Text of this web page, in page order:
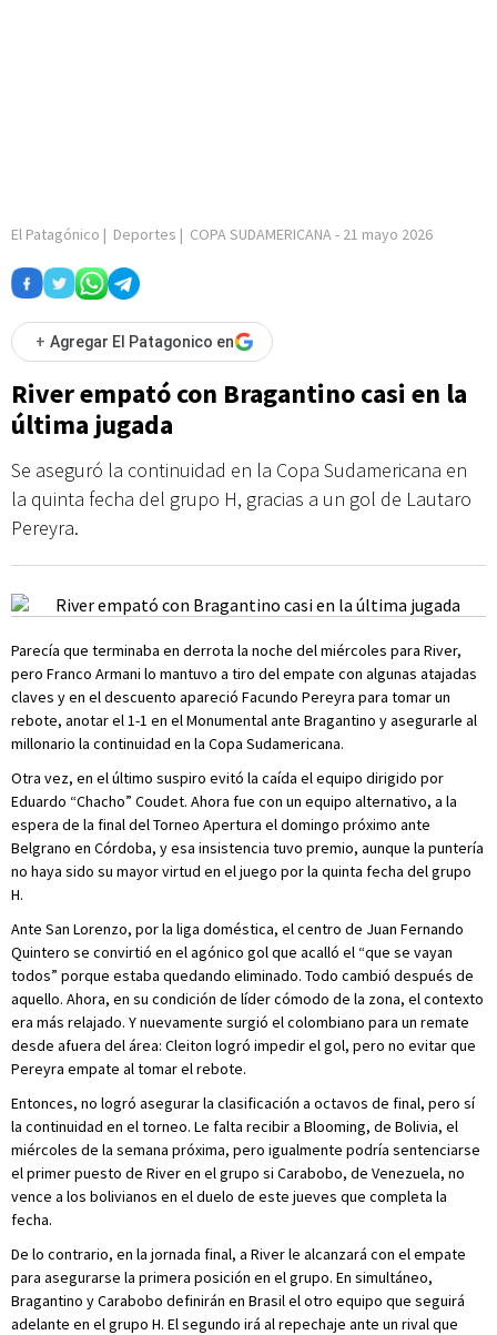
El Patagónico | Deportes | COPA SUDAMERICANA- 21 mayo 2026
+ Agregar El Patagonico en
River empató con Bragantino casi en la
última jugada
Se aseguró la continuidad en la Copa Sudamericana en
la quinta fecha del grupo H, gracias a un gol de Lautaro
Pereyra.
Parecía que terminaba en derrota la noche del miércoles para River,
pero Franco Armani lo mantuvo a tiro del empate con algunas atajadas
claves y en el descuento apareció Facundo Pereyra para tomar un
rebote, anotar el 1-1 en el Monumental ante Bragantino y asegurarle al
millonario la continuidad en la Copa Sudamericana.
Otra vez, en el último suspiro evitó la caída el equipo dirigido por
Eduardo “Chacho” Coudet. Ahora fue con un equipo alternativo, a la
espera de la final del Torneo Apertura el domingo próximo ante
Belgrano en Córdoba, y esa insistencia tuvo premio, aunque la puntería
no haya sido su mayor virtud en el juego por la quinta fecha del grupo
H.
Ante San Lorenzo, por la liga doméstica, el centro de Juan Fernando
Quintero se convirtió en el agónico gol que acalló el “que se vayan
todos” porque estaba quedando eliminado. Todo cambió después de
aquello. Ahora, en su condición de líder cómodo de la zona, el contexto
era más relajado. Y nuevamente surgió el colombiano para un remate
desde afuera del área: Cleiton logró impedir el gol, pero no evitar que
Pereyra empate al tomar el rebote.
Entonces, no logró asegurar la clasificación a octavos de final, pero sí
la continuidad en el torneo. Le falta recibir a Blooming, de Bolivia, el
miércoles de la semana próxima, pero igualmente podría sentenciarse
el primer puesto de River en el grupo si Carabobo, de Venezuela, no
vence a los bolivianos en el duelo de este jueves que completa la
fecha.
De lo contrario, en la jornada final, a River le alcanzará con el empate
para asegurarse la primera posición en el grupo. En simultáneo,
Bragantino y Carabobo definirán en Brasil el otro equipo que seguirá
adelante en el grupo H. El segundo irá al repechaje ante un rival que